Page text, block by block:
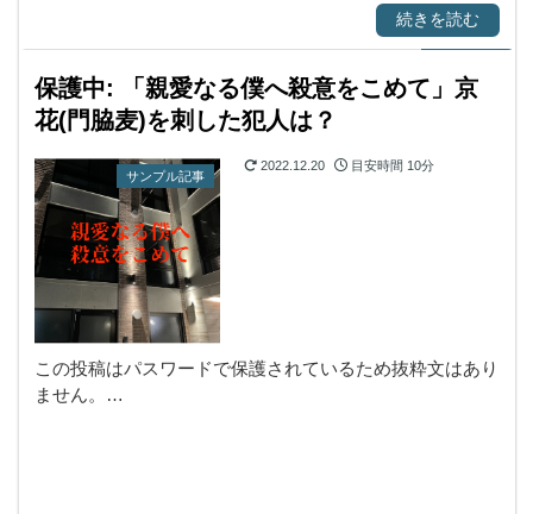
続きを読む
保護中: 「親愛なる僕へ殺意をこめて」京
花(門脇麦)を刺した犯人は？
サンプル記事
2022.12.20 目安時間 10分
この投稿はパスワードで保護されているため抜粋文はあり
ません。…